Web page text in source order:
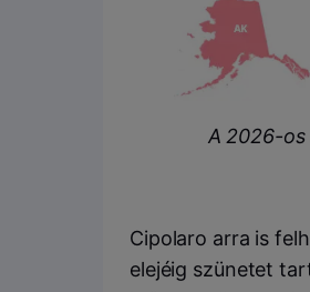
A 2026-os
Cipolaro arra is
elejéig szünetet